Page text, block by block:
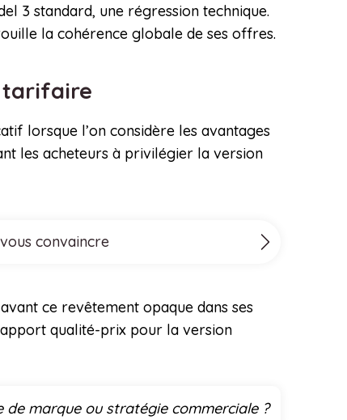
3 standard, une régression technique.
la cohérence globale de ses offres.
tarifaire
lorsque l’on considère les avantages
les acheteurs à privilégier la version
convaincre
ce revêtement opaque dans ses
qualité-prix pour la version
marque ou stratégie commerciale ?